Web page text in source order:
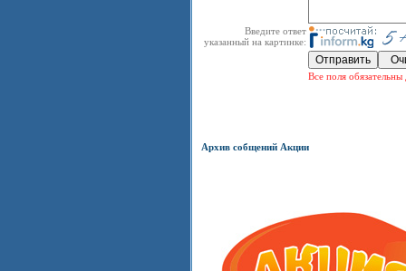
Введите ответ
указанный на картинке:
Все поля обязательны
Архив собщений Акции